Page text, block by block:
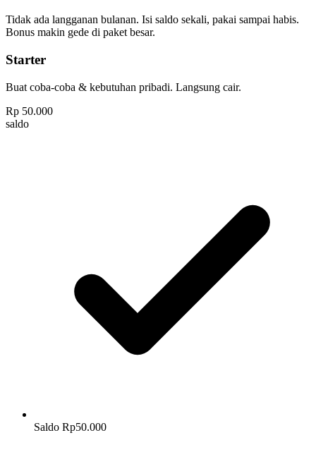
Tidak ada langganan bulanan. Isi saldo sekali, pakai sampai habis.
Bonus makin gede di paket besar.
Starter
Buat coba-coba & kebutuhan pribadi. Langsung cair.
Rp 50.000
saldo
Saldo Rp50.000